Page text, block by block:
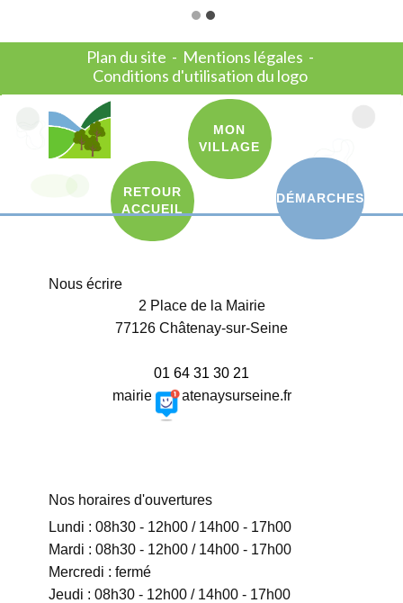
Plan du site - Mentions légales -
Conditions d'utilisation du logo
RETOUR
ACCUEIL
MON
VILLAGE
DÉMARCHES
Nous écrire
Nos horaires d'ouvertures
2 Place de la Mairie
77126 Châtenay-sur-Seine
01 64 31 30 21
mairie@chatenaysurseine.fr
Lundi : 08h30 - 12h00 / 14h00 - 17h00
Mardi : 08h30 - 12h00 / 14h00 - 17h00
Mercredi : fermé
Jeudi : 08h30 - 12h00 / 14h00 - 17h00